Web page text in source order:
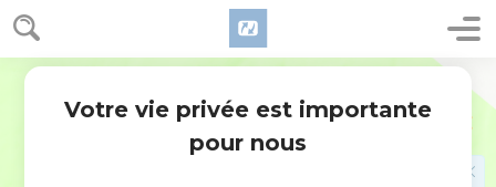
Josué 23
avec elles, et que vous entriez parmi elles et elles parmi
vous,
sachez certainement que l'Éternel, votre Dieu, ne
elles vous seront un filet, et un piège, et un fouet dans vos
côtés, et des épines dans vos yeux, jusqu'à ce que vous ayez
Votre vie privée est importante
pour nous